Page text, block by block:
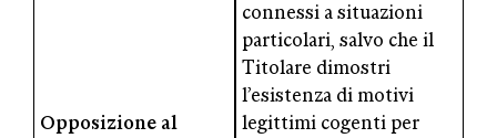
Opposizione al
connessi a situazioni
particolari, salvo che il
Titolare dimostri
l’esistenza di motivi
legittimi cogenti per